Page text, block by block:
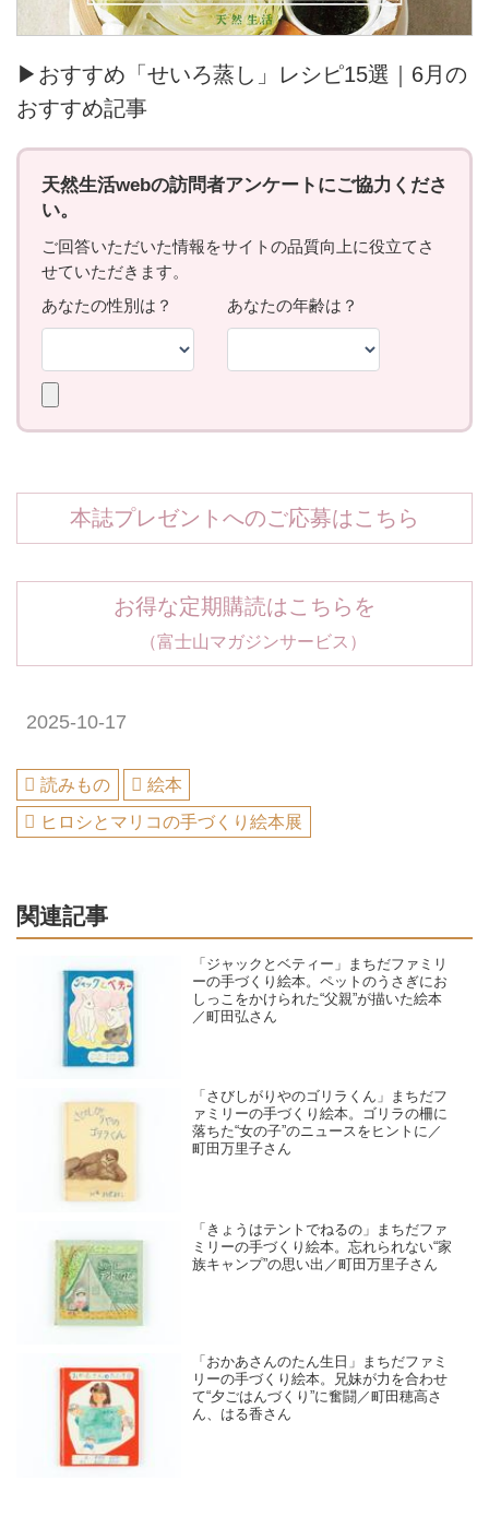
▶おすすめ「せいろ蒸し」レシピ15選｜6月の
おすすめ記事
本誌プレゼントへのご応募はこちら
お得な定期購読はこちらを
（富士山マガジンサービス）
2025-10-17
読みもの
絵本
ヒロシとマリコの手づくり絵本展
関連記事
「ジャックとベティー」まちだファミリ
ーの手づくり絵本。ペットのうさぎにお
しっこをかけられた“父親”が描いた絵本
／町田弘さん
「さびしがりやのゴリラくん」まちだフ
ァミリーの手づくり絵本。ゴリラの柵に
落ちた“女の子”のニュースをヒントに／
町田万里子さん
「きょうはテントでねるの」まちだファ
ミリーの手づくり絵本。忘れられない“家
族キャンプ”の思い出／町田万里子さん
「おかあさんのたん生日」まちだファミ
リーの手づくり絵本。兄妹が力を合わせ
て“夕ごはんづくり”に奮闘／町田穂高さ
ん、はる香さん